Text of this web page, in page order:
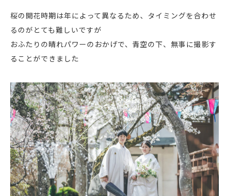
桜の開花時期は年によって異なるため、タイミングを合わせ
るのがとても難しいですが
おふたりの晴れパワーのおかげで、青空の下、無事に撮影す
ることができました